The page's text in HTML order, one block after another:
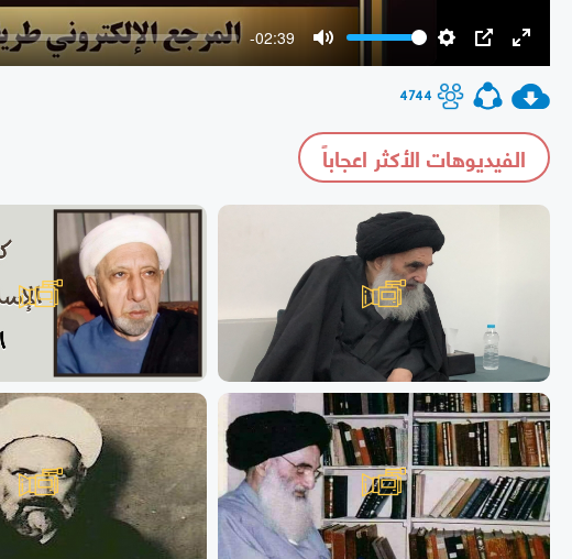
-02:39
4744
الفيديوهات الأكثر اعجاباً